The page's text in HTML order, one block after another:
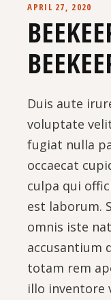
APRIL 27, 2020
Duis aute
voluptate
fugiat nulla
occaecat
culpa qui
est laborum.
omnis iste
accusantium
totam rem
illo inventore